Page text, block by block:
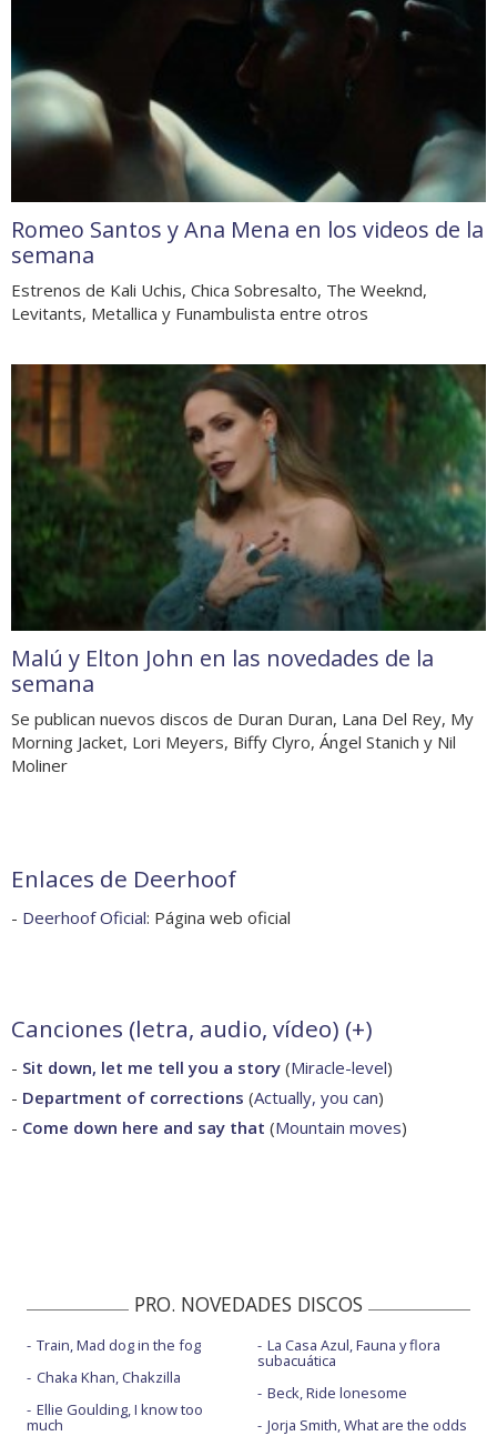
Romeo Santos y Ana Mena en los videos de la
semana
Estrenos de Kali Uchis, Chica Sobresalto, The Weeknd,
Levitants, Metallica y Funambulista entre otros
Malú y Elton John en las novedades de la
semana
Se publican nuevos discos de Duran Duran, Lana Del Rey, My
Morning Jacket, Lori Meyers, Biffy Clyro, Ángel Stanich y Nil
Moliner
Enlaces de Deerhoof
- Deerhoof Oficial: Página web oficial
Canciones (letra, audio, vídeo) (+)
- Sit down, let me tell you a story (Miracle-level)
- Department of corrections (Actually, you can)
- Come down here and say that (Mountain moves)
PRO. NOVEDADES DISCOS
Train, Mad dog in the fog
Chaka Khan, Chakzilla
Ellie Goulding, I know too
much
La Casa Azul, Fauna y flora
subacuática
Beck, Ride lonesome
Jorja Smith, What are the odds